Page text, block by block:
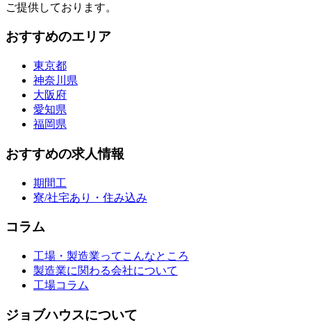
ご提供しております。
おすすめのエリア
東京都
神奈川県
大阪府
愛知県
福岡県
おすすめの求人情報
期間工
寮/社宅あり・住み込み
コラム
工場・製造業ってこんなところ
製造業に関わる会社について
工場コラム
ジョブハウスについて